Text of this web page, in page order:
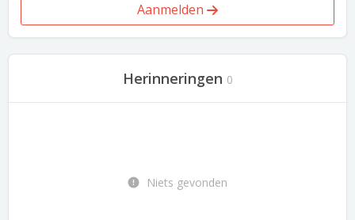
Aanmelden
Herinneringen 0
Niets gevonden